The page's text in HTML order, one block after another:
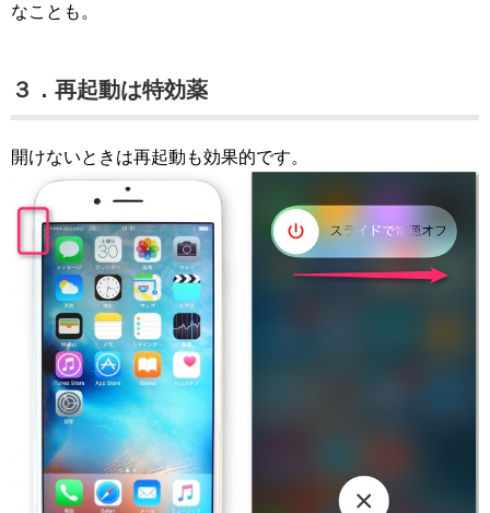
なことも。
３．再起動は特効薬
開けないときは再起動も効果的です。